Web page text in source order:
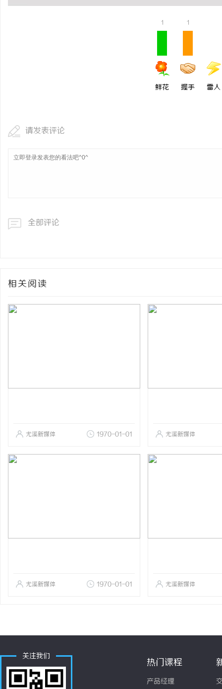
1
鲜花
1
握手 雷人
请发表评论
全部评论
相关阅读
尤溪新媒体 1970-01-01 尤溪新媒体
尤溪新媒体 1970-01-01 尤溪新媒体
关注我们
热门课程
产品经理